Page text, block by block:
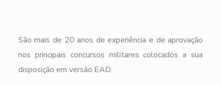
São mais de 20 anos de experiência e de aprovação
nos principais concursos militares colocados a sua
disposição em versão EAD.